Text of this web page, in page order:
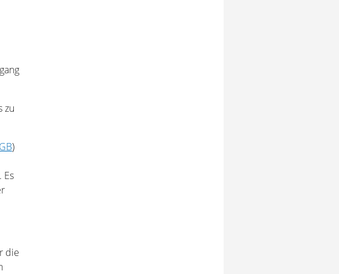
zu
)
Es
die